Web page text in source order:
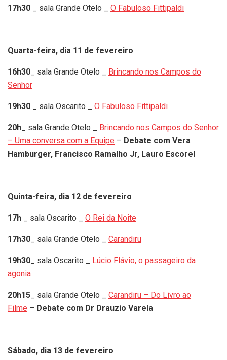
17h30 _ sala Grande Otelo _ O Fabuloso Fittipaldi
Quarta-feira, dia 11 de fevereiro
16h30 _ sala Grande Otelo _ Brincando nos Campos do
Senhor
19h30 _ sala Oscarito _ O Fabuloso Fittipaldi
20h _ sala Grande Otelo _ Brincando nos Campos do Senhor
– Uma conversa com a Equipe – Debate com Vera
Hamburger, Francisco Ramalho Jr, Lauro Escorel
Quinta-feira, dia 12 de fevereiro
17h _ sala Oscarito _ O Rei da Noite
17h30 _ sala Grande Otelo _ Carandiru
19h30 _ sala Oscarito _ Lúcio Flávio, o passageiro da
agonia
20h15 _ sala Grande Otelo _ Carandiru – Do Livro ao
Filme – Debate com Dr Drauzio Varela
Sábado, dia 13 de fevereiro